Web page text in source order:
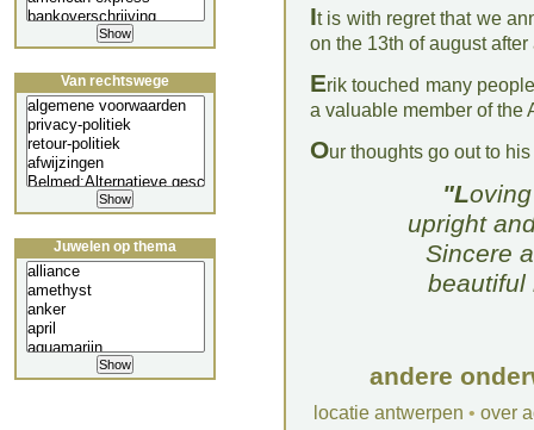
It is with regret that we
on the 13th of august
Erik touched many
a valuable member of the
Our thoughts go out to
upright
Sincere
beautiful
andere
locatie antwerpen • over
Van rechtswege
Juwelen op thema